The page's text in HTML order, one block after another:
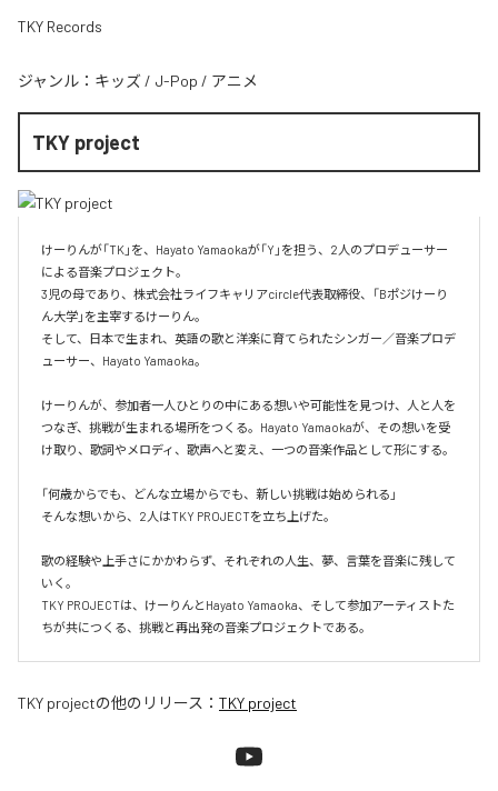
TKY Records
ジャンル： キッズ / J-Pop / アニメ
TKY project
けーりんが「TK」を、Hayato Yamaokaが「Y」を担う、2人のプロデューサー
による音楽プロジェクト。
3児の母であり、株式会社ライフキャリアcircle代表取締役、「Bポジけーり
ん大学」を主宰するけーりん。
そして、日本で生まれ、英語の歌と洋楽に育てられたシンガー／音楽プロデ
ューサー、Hayato Yamaoka。
けーりんが、参加者一人ひとりの中にある想いや可能性を見つけ、人と人を
つなぎ、挑戦が生まれる場所をつくる。Hayato Yamaokaが、その想いを受
け取り、歌詞やメロディ、歌声へと変え、一つの音楽作品として形にする。
「何歳からでも、どんな立場からでも、新しい挑戦は始められる」
そんな想いから、2人はTKY PROJECTを立ち上げた。
歌の経験や上手さにかかわらず、それぞれの人生、夢、言葉を音楽に残して
いく。
TKY PROJECTは、けーりんとHayato Yamaoka、そして参加アーティストた
ちが共につくる、挑戦と再出発の音楽プロジェクトである。
TKY projectの他のリリース： TKY project